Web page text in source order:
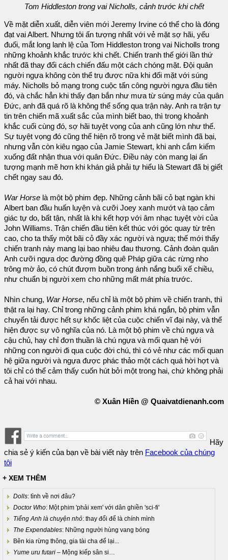
Tom Hiddleston trong vai Nicholls, cảnh trước khi chết
Về mặt diễn xuất, diễn viên mới Jeremy Irvine có thể cho là đóng
đạt vai Albert. Nhưng tôi ấn tượng nhất với vẻ mặt sợ hãi, yếu
đuối, mắt long lanh lệ của Tom Hiddleston trong vai Nicholls trong
những khoảnh khắc trước khi chết. Chiến tranh thế giới lần thứ
nhất đã thay đổi cách chiến đấu một cách chóng mặt. Đội quân
người ngựa không còn thể trụ được nữa khi đối mặt với súng
máy. Nicholls bỏ mạng trong cuộc tấn công người ngựa đầu tiên
đó, và chắc hẳn khi thấy đạn bắn như mưa từ súng máy của quân
Đức, anh đã quá rõ là không thể sống qua trận này. Anh ra trận tự
tin trên chiến mã xuất sắc của mình biết bao, thì trong khoảnh
khắc cuối cùng đó, sợ hãi tuyệt vọng của anh cũng lớn như thế.
Sự tuyệt vọng đó cũng thể hiện rõ trong vẻ mặt biết mình đã bại,
nhưng vẫn còn kiêu ngạo của Jamie Stewart, khi anh cắm kiếm
xuống đất nhận thua với quân Đức. Điều này còn mang lại ấn
tượng mạnh mẽ hơn khi khán giả phải tự hiểu là Stewart đã bị giết
chết ngay sau đó.
War Horse là một bộ phim đẹp. Những cảnh bãi cỏ bạt ngàn khi
Albert ban đầu huấn luyện và cưỡi Joey xanh mướt và tạo cảm
giác tự do, bất tận, nhất là khi kết hợp với âm nhạc tuyệt vời của
John Williams. Trận chiến đầu tiên kết thúc với góc quay từ trên
cao, cho ta thấy một bãi cỏ đầy xác người và ngựa; thế mới thấy
chiến tranh này mang lại bao nhiêu đau thương. Cảnh đoàn quân
Anh cưỡi ngựa dọc đường đồng quê Pháp giữa các rừng nho
trông mờ ảo, có chút đượm buồn trong ánh nắng buổi xế chiều,
như chuẩn bị người xem cho những mất mát phía trước.
Nhìn chung, War Horse, nếu chỉ là một bộ phim về chiến tranh, thì
thật ra lại hay. Chỉ trong những cảnh phim khá ngắn, bộ phim vẫn
chuyển tải được hết sự khốc liệt của cuộc chiến vĩ đại này, và thể
hiện được sự vô nghĩa của nó. Là một bộ phim về chú ngựa và
cậu chủ, hay chỉ đơn thuần là chú ngựa và mối quan hệ với
những con người đi qua cuộc đời chú, thì có vẻ như các mối quan
hệ giữa người và ngựa được phác thảo một cách quá hời hợt và
tôi chỉ có thể cảm thấy cuốn hút bởi một trong hai, chứ không phải
cả hai với nhau.
© Xuân Hiền @ Quaivatdienanh.com
Hãy
chia sẻ ý kiến của bạn về bài viết này trên Facebook của chúng
tôi
+ XEM THÊM
Dolls: tình về nơi đâu?
Doctor Who: Một phim 'phải xem' với dân ghiền 'sci-fi'
Tiếng Anh là chuyện nhỏ: thay đổi để là chính mình
The Expendables: Những người hùng vang bóng
Bên kia rừng thông, gia tài cha để lại...
Yume uru futari – Mộng kiếp sân si…